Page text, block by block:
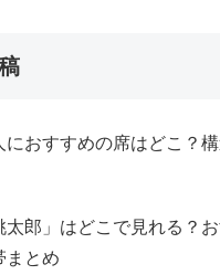
におすすめの席はどこ？
太郎」はどこで見れる？
まとめ